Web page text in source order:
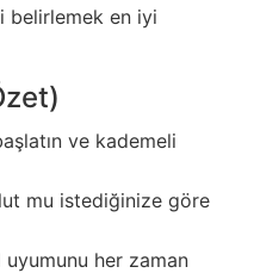
belirlemek en iyi
ve kademeli
mu istediğinize göre
her zaman